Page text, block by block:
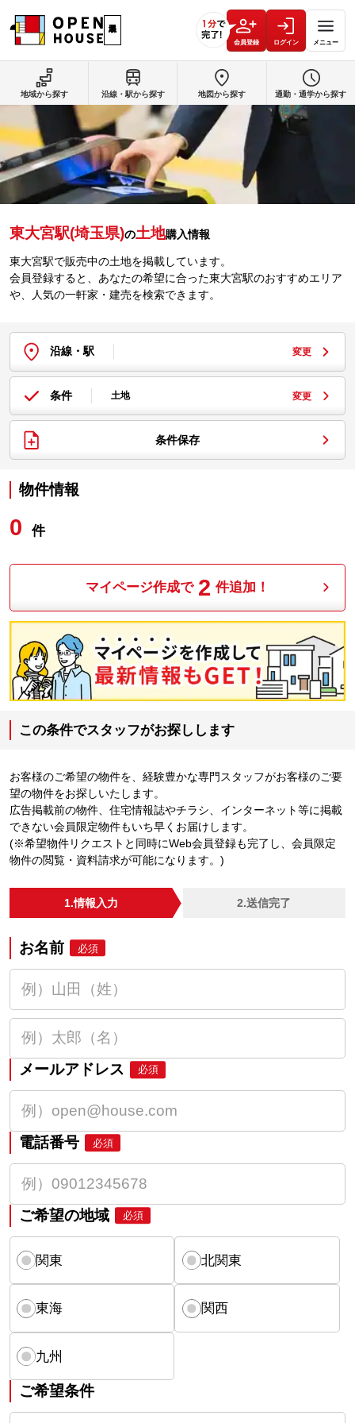
会員登録 ログイン メニュー
東大宮駅(埼玉県)の土地購入情報
東大宮駅で販売中の土地を掲載しています。
会員登録すると、あなたの希望に合った東大宮駅のおすすめエリア
や、人気の一軒家・建売を検索できます。
沿線・駅 変更
条件 土地 変更
条件保存
物件情報
0 件
マイページ作成で 2 件追加！
この条件でスタッフがお探しします
お客様のご希望の物件を、経験豊かな専門スタッフがお客様のご要
望の物件をお探しいたします。
広告掲載前の物件、住宅情報誌やチラシ、インターネット等に掲載
できない会員限定物件もいち早くお届けします。
(※希望物件リクエストと同時にWeb会員登録も完了し、会員限定
物件の閲覧・資料請求が可能になります。)
1.情報入力 2.送信完了
お名前 必須
メールアドレス 必須
電話番号 必須
ご希望の地域 必須
関東 北関東
東海 関西
九州
ご希望条件
地域から探す 沿線・駅から探す 地図から探す 通勤・通学から探す